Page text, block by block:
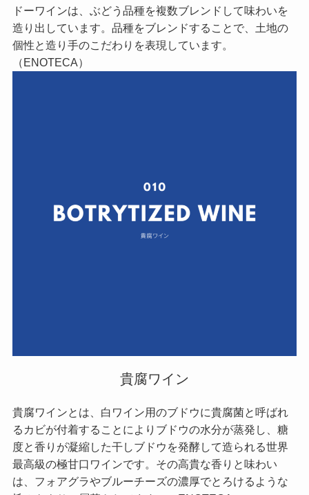
ドーワインは、ぶどう品種を複数ブレンドして味わいを
造り出しています。品種をブレンドすることで、土地の
個性と造り手のこだわりを表現しています。
（ENOTECA）
貴腐ワイン
貴腐ワインとは、白ワイン用のブドウに貴腐菌と呼ばれ
るカビが付着することによりブドウの水分が蒸発し、糖
度と香りが凝縮した干しブドウを発酵して造られる世界
最高級の極甘口ワインです。その高貴な香りと味わい
は、フォアグラやブルーチーズの濃厚でとろけるような